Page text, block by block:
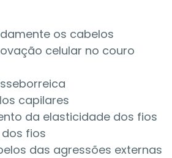
os cabelos
celular no couro
capilares
da elasticidade dos fios
fios
das agressões externas